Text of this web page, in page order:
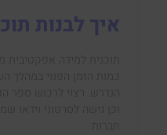
איך לבנות
תוכנית למידה
כמות הזמן הפנוי במהלך
וכן גישה לסרטוני וידאו
חברות